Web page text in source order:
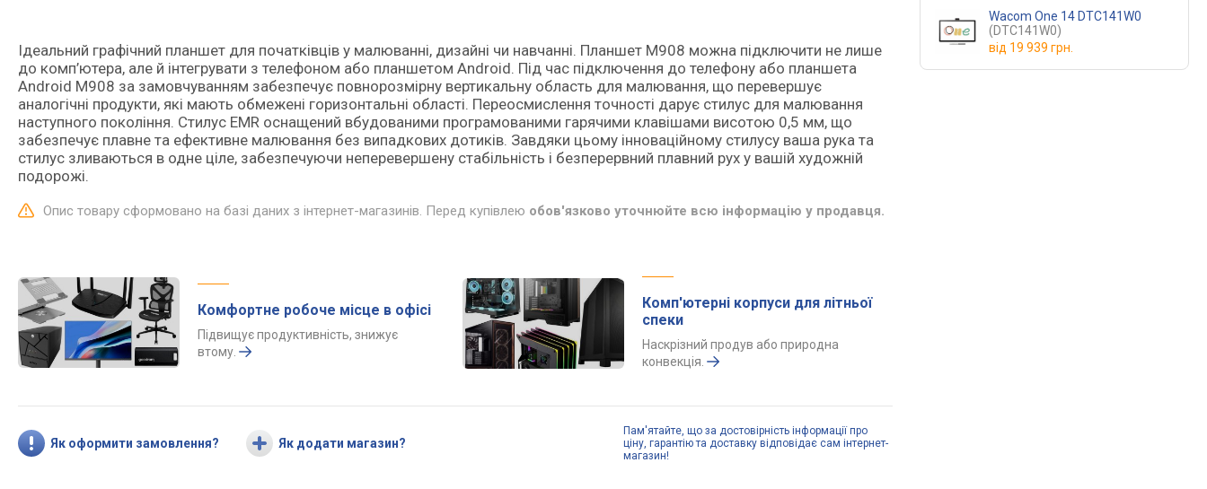
Ідеальний графічний планшет для початківців у малюванні, дизайні чи навчанні. Планшет M908 можна підключити не лише
до комп’ютера, але й інтегрувати з телефоном або планшетом Android. Під час підключення до телефону або планшета
Android M908 за замовчуванням забезпечує повнорозмірну вертикальну область для малювання, що перевершує
аналогічні продукти, які мають обмежені горизонтальні області. Переосмислення точності дарує стилус для малювання
наступного покоління. Стилус EMR оснащений вбудованими програмованими гарячими клавішами висотою 0,5 мм, що
забезпечує плавне та ефективне малювання без випадкових дотиків. Завдяки цьому інноваційному стилусу ваша рука та
стилус зливаються в одне ціле, забезпечуючи неперевершену стабільність і безперервний плавний рух у вашій художній
подорожі.
Опис товару сформовано на базі даних з інтернет-магазинів. Перед купівлею обов'язково уточнюйте всю інформацію у продавця.
Комфортне робоче місце в офісі
Підвищує продуктивність, знижує
втому.
Комп'ютерні корпуси для літньої
спеки
Наскрізний продув або природна
конвекція.
Як оформити замовлення? Як додати магазин?
Пам'ятайте, що за достовірність інформації про
ціну, гарантію та доставку відповідає сам інтернет-
магазин!
Wacom One 14 DTC141W0
(DTC141W0)
від 19 939 грн.